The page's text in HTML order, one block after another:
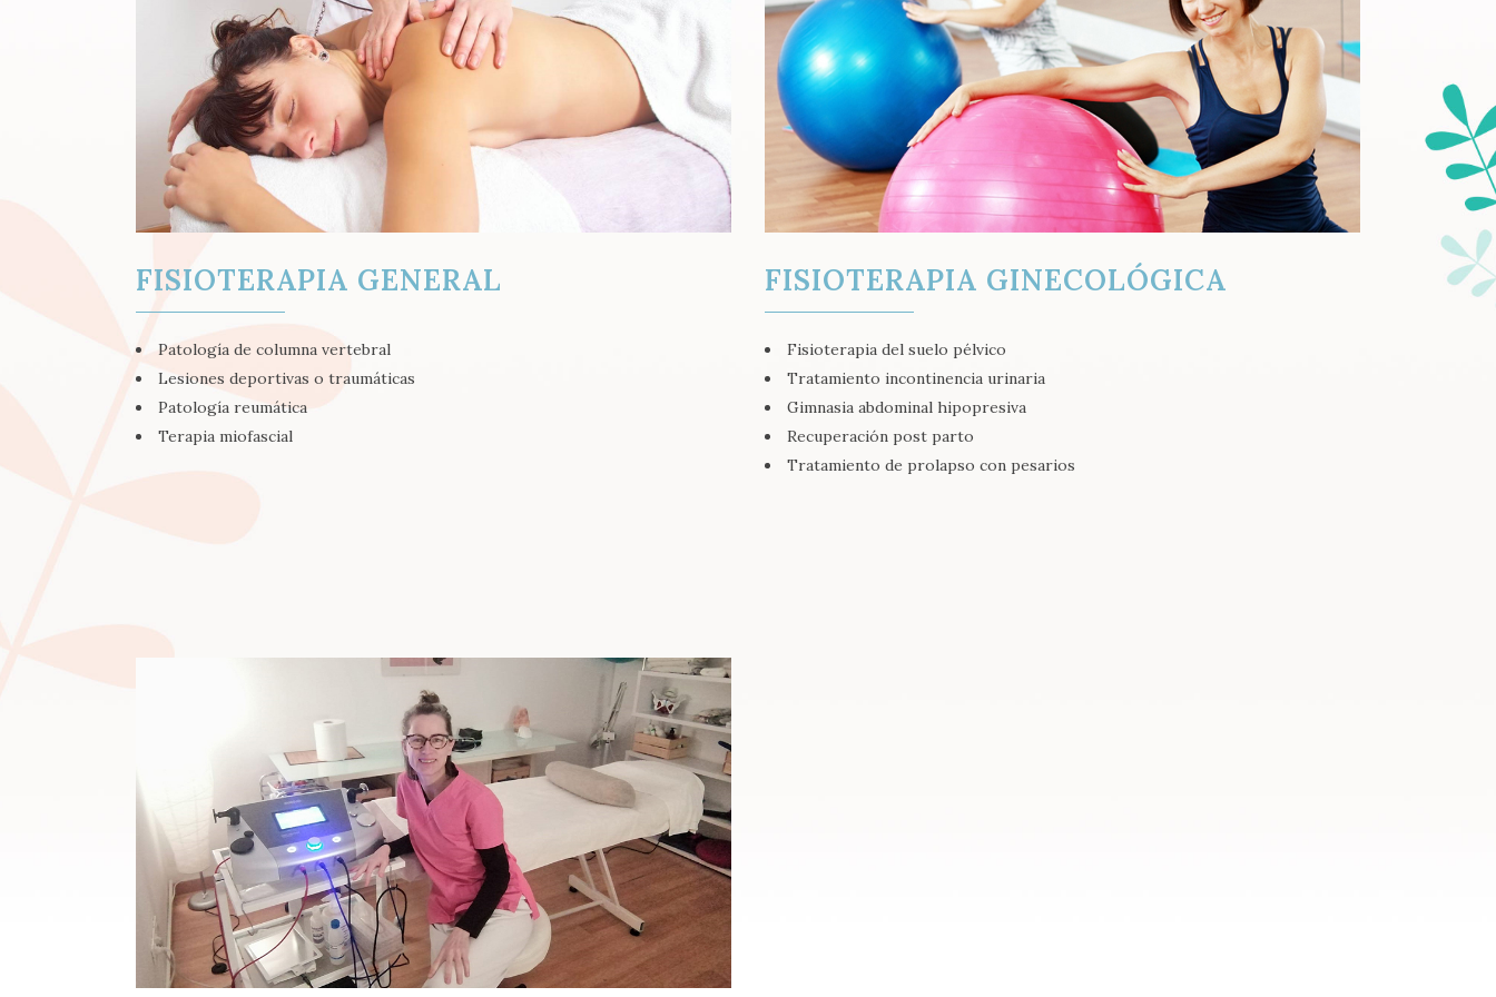
FISIOTERAPIA GENERAL
Patología de columna vertebral
Lesiones deportivas o traumáticas
Patología reumática
Terapia miofascial
FISIOTERAPIA GINECOLÓGICA
Fisioterapia del suelo pélvico
Tratamiento incontinencia urinaria
Gimnasia abdominal hipopresiva
Recuperación post parto
Tratamiento de prolapso con pesarios